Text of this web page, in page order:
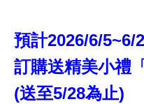
預計2026/6/5~6/
訂購送精美小禮
(送至5/28為止)